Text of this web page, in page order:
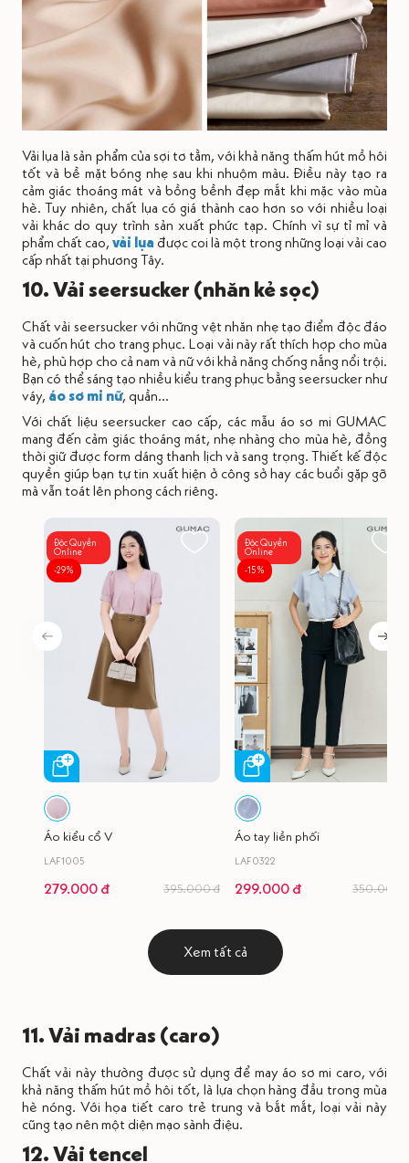
Vải lụa là sản phẩm của sợi tơ tằm, với khả năng thấm hút mồ hôi
tốt và bề mặt bóng nhẹ sau khi nhuộm màu. Điều này tạo ra
cảm giác thoáng mát và bồng bềnh đẹp mắt khi mặc vào mùa
hè. Tuy nhiên, chất lụa có giá thành cao hơn so với nhiều loại
vải khác do quy trình sản xuất phức tạp. Chính vì sự tỉ mỉ và
phẩm chất cao, vải lụa được coi là một trong những loại vải cao
cấp nhất tại phương Tây.
10. Vải seersucker (nhăn kẻ sọc)
Chất vải seersucker với những vệt nhăn nhẹ tạo điểm độc đáo
và cuốn hút cho trang phục. Loại vải này rất thích hợp cho mùa
hè, phù hợp cho cả nam và nữ với khả năng chống nắng nổi trội.
Bạn có thể sáng tạo nhiều kiểu trang phục bằng seersucker như
váy, áo sơ mi nữ, quần…
Với chất liệu seersucker cao cấp, các mẫu áo sơ mi GUMAC
mang đến cảm giác thoáng mát, nhẹ nhàng cho mùa hè, đồng
thời giữ được form dáng thanh lịch và sang trọng. Thiết kế độc
quyền giúp bạn tự tin xuất hiện ở công sở hay các buổi gặp gỡ
mà vẫn toát lên phong cách riêng.
Độc Quyền
Online
-29%
Áo kiểu cổ V
LAF1005
279.000 đ 395.000 đ
Độc Quyền
Online
-15%
Áo tay liền phối
LAF0322
299.000 đ 350.000
Xem tất cả
11. Vải madras (caro)
Chất vải này thường được sử dụng để may áo sơ mi caro, với
khả năng thấm hút mồ hôi tốt, là lựa chọn hàng đầu trong mùa
hè nóng. Với họa tiết caro trẻ trung và bắt mắt, loại vải này
cũng tạo nên một diện mạo sành điệu.
12. Vải tencel